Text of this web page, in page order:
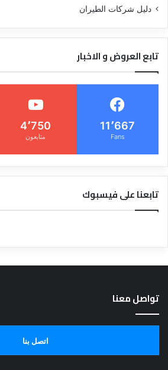
دليل شركات الطيران
تابع العروض و الاخبار
11٬667
Fans
4٬750
متابعون
تابعنا على فيسبوك
تواصل معنا
اتصل بنا